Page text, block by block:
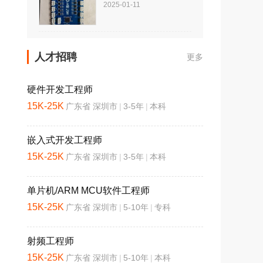
2025-01-11
人才招聘 更多
硬件开发工程师
15K-25K 广东省 深圳市 | 3-5年 | 本科
嵌入式开发工程师
15K-25K 广东省 深圳市 | 3-5年 | 本科
单片机/ARM MCU软件工程师
15K-25K 广东省 深圳市 | 5-10年 | 专科
射频工程师
15K-25K 广东省 深圳市 | 5-10年 | 本科